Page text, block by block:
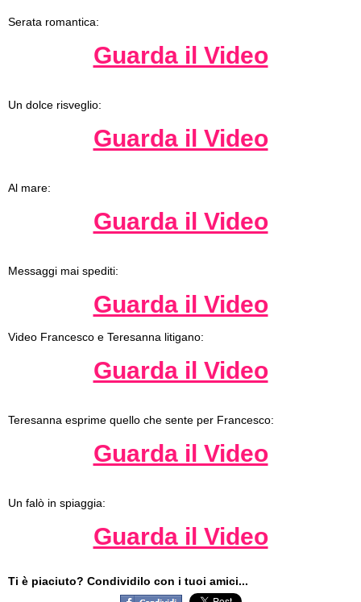
Serata romantica:
Guarda il Video
Un dolce risveglio:
Guarda il Video
Al mare:
Guarda il Video
Messaggi mai spediti:
Guarda il Video
Video Francesco e Teresanna litigano:
Guarda il Video
Teresanna esprime quello che sente per Francesco:
Guarda il Video
Un falò in spiaggia:
Guarda il Video
Ti è piaciuto? Condividilo con i tuoi amici...